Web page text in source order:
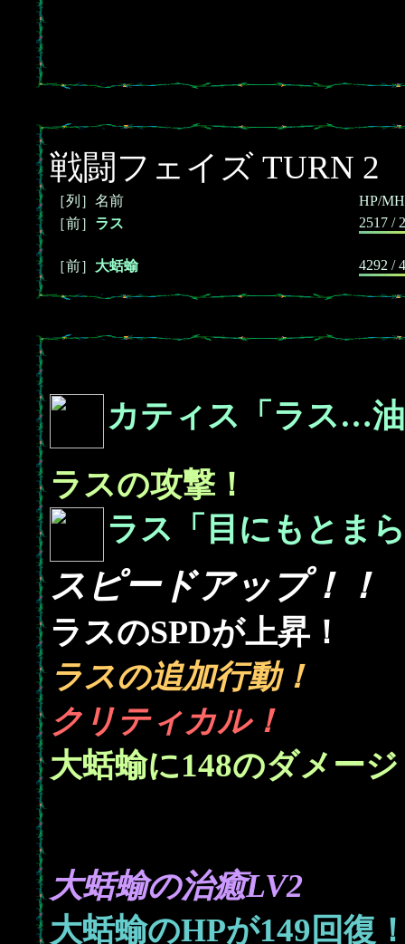
戦闘フェイズ TURN 2
［列］名前
HP/
［前］ ラス 2517 /
［前］ 大蛞蝓 4292 /
カティス「ラス…
ラスの攻撃！
ラス「目にもとま
スピードアップ！！
ラスのSPDが上昇！
ラスの追加行動！
クリティカル！
大蛞蝓に148のダメー
大蛞蝓の治癒LV2
大蛞蝓のHPが149 回復